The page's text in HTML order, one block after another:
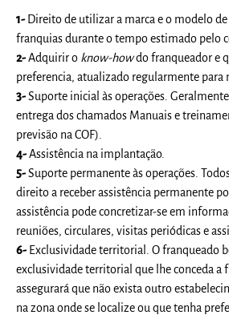
1-Direito de utilizar a marca e o modelo de
franquias durante o tempo estimado pelo
2-Adquirir o know-howdofranqueador e
preferencia, atualizado regularmente para
3-Suporte inicial às operações.
entrega dos chamados Manuais e
previsão na COF).
4-Assistência na implantação.
5-Suporte permanente às operações.
direito a receber assistência permanente
assistência pode concretizar-se em
reuniões, circulares, visitas periódicas e
6-Exclusividade territorial. Ofranqueado
exclusividade territorial que lhe conceda a
assegurará que não exista outro
na zona onde se localize ou que tenha